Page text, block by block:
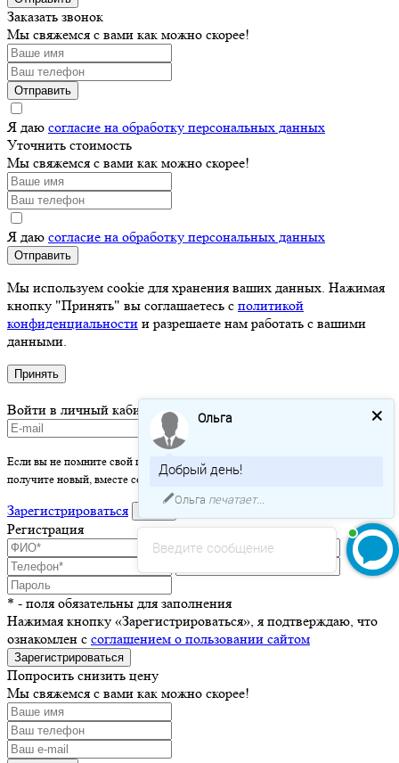
Заказать звонок
Мы свяжемся с вами как можно скорее!
Отправить
Я даю согласие на обработку персональных данных
Уточнить стоимость
Мы свяжемся с вами как можно скорее!
Я даю согласие на обработку персональных данных
Отправить
Мы используем cookie для хранения ваших данных. Нажимая
кнопку "Принять" вы соглашаетесь с политикой
конфиденциальности и разрешаете нам работать с вашими
данными.
Принять
Войти в личный кабинет
Если вы не помните свой пароль - просто оставьте это поле пустым и вы
получите новый, вместе со ссылкой на активацию.
Зарегистрироваться
Регистрация
* - поля обязательны для заполнения
Нажимая кнопку «Зарегистрироваться», я подтверждаю, что
ознакомлен с соглашением о пользовании сайтом
Зарегистрироваться
Попросить снизить цену
Мы свяжемся с вами как можно скорее!
Введите сообщение
Ольга
Добрый день!
Ольга печатает...